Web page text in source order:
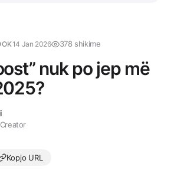
14 Jan 2026 378 shikime
nuk po jep më
Kopjo URL